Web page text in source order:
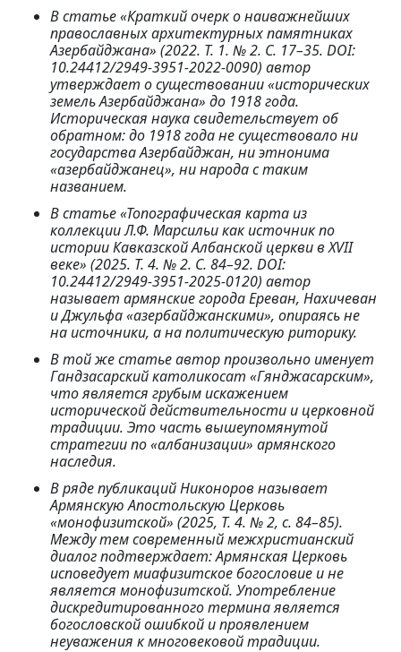
В статье «Краткий очерк о наиважнейших
православных архитектурных памятниках
Азербайджана» (2022. Т. 1. № 2. С. 17–35. DOI:
10.24412/2949-3951-2022-0090) автор
утверждает о существовании «исторических
земель Азербайджана» до 1918 года.
Историческая наука свидетельствует об
обратном: до 1918 года не существовало ни
государства Азербайджан, ни этнонима
«азербайджанец», ни народа с таким
названием.
В статье «Топографическая карта из
коллекции Л.Ф. Марсильи как источник по
истории Кавказской Албанской церкви в XVII
веке» (2025. Т. 4. № 2. С. 84–92. DOI:
10.24412/2949-3951-2025-0120) автор
называет армянские города Ереван, Нахичеван
и Джульфа «азербайджанскими», опираясь не
на источники, а на политическую риторику.
В той же статье автор произвольно именует
Гандзасарский католикосат «Гянджасарским»,
что является грубым искажением
исторической действительности и церковной
традиции. Это часть вышеупомянутой
стратегии по «албанизации» армянского
наследия.
В ряде публикаций Никоноров называет
Армянскую Апостольскую Церковь
«монофизитской» (2025, Т. 4. № 2, с. 84–85).
Между тем современный межхристианский
диалог подтверждает: Армянская Церковь
исповедует миафизитское богословие и не
является монофизитской. Употребление
дискредитированного термина является
богословской ошибкой и проявлением
неуважения к многовековой традиции.